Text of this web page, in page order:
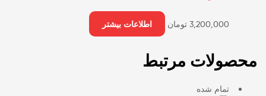
3,200,000 تومان اطلاعات بیشتر
محصولات مرتبط
تمام شده